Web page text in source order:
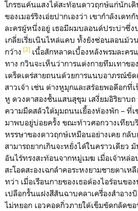
โกรธแค้นแสงไต้สะท้อนดาวฤกษ์แก่นักเดิ
ของเมอร์ริงเอ่ยปากเองว่า เขากำลังเด
ละครผู้หนึ่งอยู่ เธอมีผมบลอนด์ประบ่าซึ่
เกลี่ยเรี่ยเนินไหล่แคบ ทั้งยังซ่อนลอนม้ว
กว้าง [2] เนื้อสักหลาดเบื้องหลังพรมละคร
ทาง กวินจะเห็นว่าการแต่งกายทึมเทาขอ
เตร็ดเตร่สายถนนด้วยการแนบอาภรณ์ขั
สาวเจ้า เช่น ต่างหูมุกและสร้อยพอดีอกที่
หู ดวงตาสองชั้นแสนสุขุม เสงี่ยมอิริยาบถ
ความมืดสลัวใต้มุมถนนเยื้องห้องพัก – ที่
มาพบอยู่บ่อยครั้ง ขณะท้าวศอกวางเทียบ
หรรษาของดาวฤกษ์เหมือนอย่างเคย กลั
สามารถยากเกินจะหยั่งได้ในคราวเดียว
อันไร้ทรงสะท้อนจากหมู่เมฆ เมื่อเจ้าหล่อ
สะโอดสะองเฉกลำคอระหงยามชายตาเห
ทว่า เมื่อเรือนกายของเธอต้องไอร้อนข
เปลือกรั้นแฝงสีสันฉาบคลาเครื่องสำอาง
ไม่หยอก เอวคอดกิ่วภายใต้เข็มขัดกลัดข